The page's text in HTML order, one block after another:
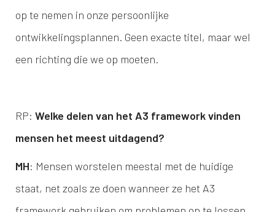
op te nemen in onze persoonlijke
ontwikkelingsplannen. Geen exacte titel, maar wel
een richting die we op moeten.
RP: Welke delen van het A3 framework vinden
mensen het meest uitdagend?
MH: Mensen worstelen meestal met de huidige
staat, net zoals ze doen wanneer ze het A3